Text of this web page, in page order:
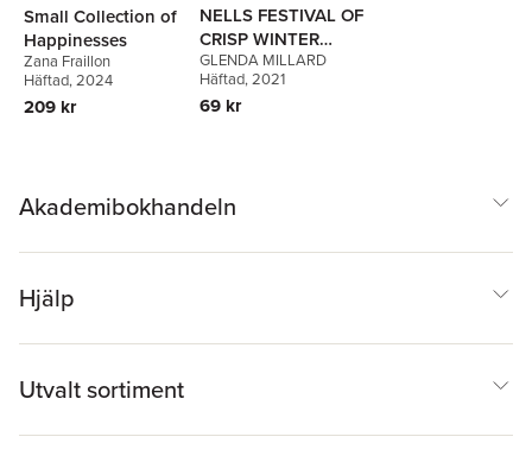
Small Collection of
Happinesses
Zana Fraillon
Häftad, 2024
209 kr
NELLS FESTIVAL OF
CRISP WINTER
GLORIES
GLENDA MILLARD
Häftad, 2021
69 kr
Akademibokhandeln
Hjälp
Utvalt sortiment